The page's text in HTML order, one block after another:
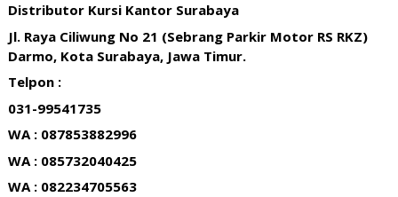
Distributor Kursi Kantor Surabaya
Jl. Raya Ciliwung No 21 (Sebrang Parkir Motor RS RKZ)
Darmo, Kota Surabaya, Jawa Timur.
Telpon :
031-99541735
WA : 087853882996
WA : 085732040425
WA : 082234705563